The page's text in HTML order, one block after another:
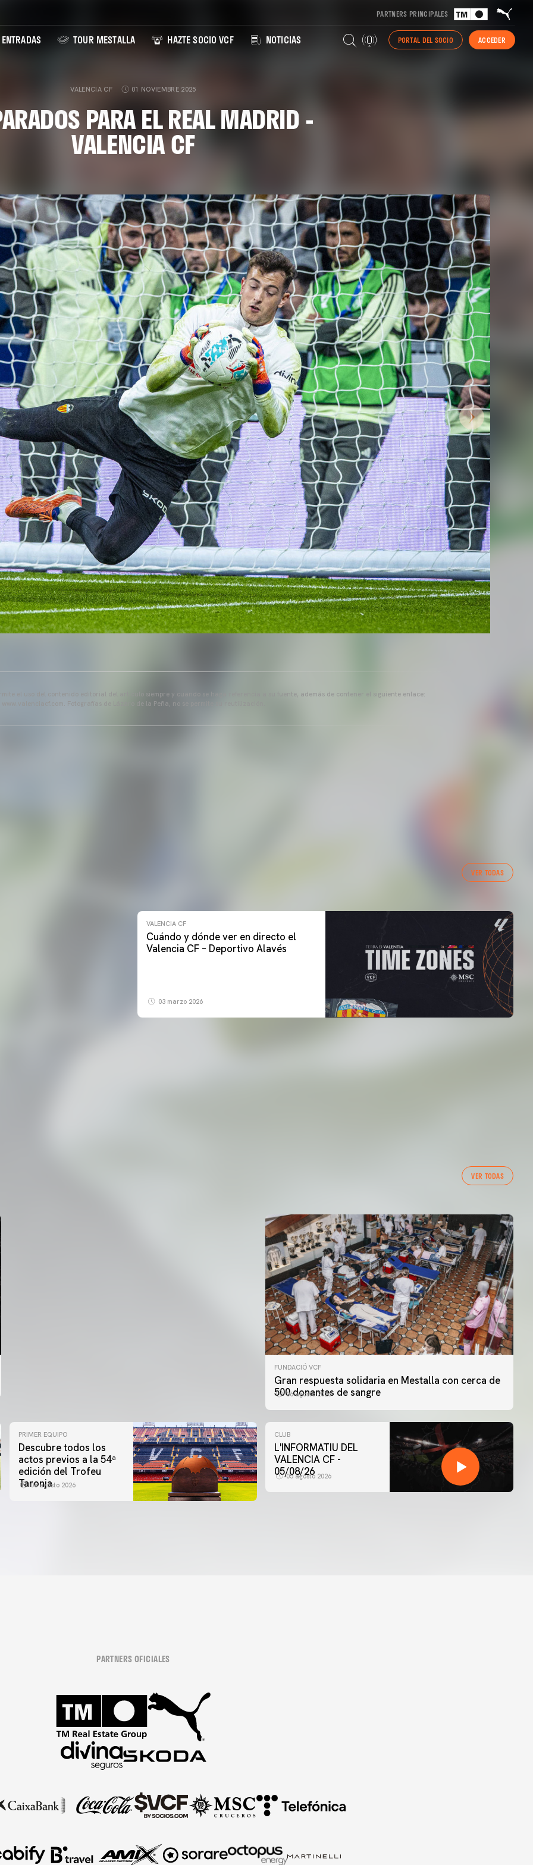
PARTNERS PRINCIPALES
ENTRADAS TOUR MESTALLA HAZTE SOCIO VCF NOTICIAS PORTAL DEL SOCIO ACCEDER
VALENCIA CF 01 NOVIEMBRE 2025
PARA EL REAL MADRID -
VALENCIA CF
el uso del contenido editorial del artículo siempre y cuando se haga referencia a su fuente, además de contener el siguiente enlace:
www.valenciacf.com. Fotografías de Lázaro de la Peña, no se permite su reutilización.
VER TODAS
VALENCIA CF
Cuándo y dónde ver en directo el
Valencia CF – Deportivo Alavés
03 marzo 2026
VER TODAS
FUNDACIÓ VCF
Gran respuesta solidaria en Mestalla con cerca de
500 donantes de sangre
06 agosto 2026
PRIMER EQUIPO
Descubre todos los
actos previos a la 54ª
edición del Trofeu
Taronja
06 agosto 2026
CLUB
L'INFORMATIU DEL
VALENCIA CF -
05/08/26
05 agosto 2026
PARTNERS OFICIALES